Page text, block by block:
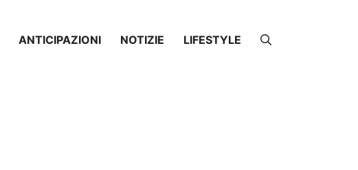
ANTICIPAZIONI NOTIZIE LIFESTYLE